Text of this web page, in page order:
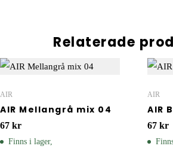
Relaterade
AIR
AIR Mellangrå mix 04
67 kr
Finns i lager,
AIR
AIR
67 kr